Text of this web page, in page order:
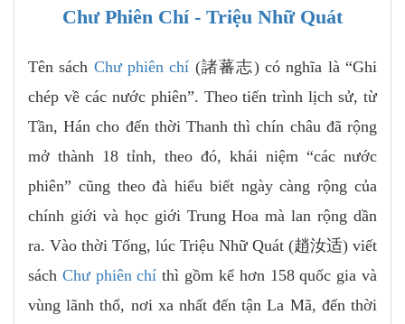
Chư Phiên Chí - Triệu Nhữ Quát
Tên sách Chư phiên chí (諸蕃志) có nghĩa là “Ghi
chép về các nước phiên”. Theo tiến trình lịch sử, từ
Tần, Hán cho đến thời Thanh thì chín châu đã rộng
mở thành 18 tỉnh, theo đó, khái niệm “các nước
phiên” cũng theo đà hiểu biết ngày càng rộng của
chính giới và học giới Trung Hoa mà lan rộng dần
ra. Vào thời Tống, lúc Triệu Nhữ Quát (趙汝适) viết
sách Chư phiên chí thì gồm kể hơn 158 quốc gia và
vùng lãnh thổ, nơi xa nhất đến tận La Mã, đến thời